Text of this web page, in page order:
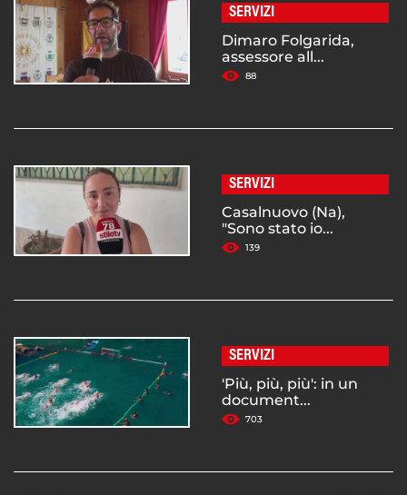
SERVIZI
Dimaro Folgarida,
assessore all...
88
SERVIZI
Casalnuovo (Na),
"Sono stato io...
139
SERVIZI
'Più, più, più': in un
document...
703